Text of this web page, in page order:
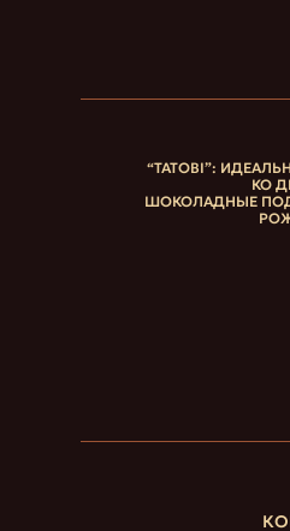
“ТАТОВІ”:
КО
ШОКОЛАДНЫЕ